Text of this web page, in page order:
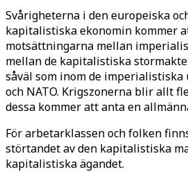
Svårigheterna i den europeiska
kapitalistiska ekonomin kommer
motsättningarna mellan
mellan de kapitalistiska
såväl som inom de imperialistiska
och NATO. Krigszonerna blir allt
dessa kommer att anta en
För arbetarklassen och folken
störtandet av den kapitalistiska
kapitalistiska ägandet.